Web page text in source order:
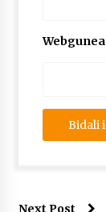
Webgunea
Next Post